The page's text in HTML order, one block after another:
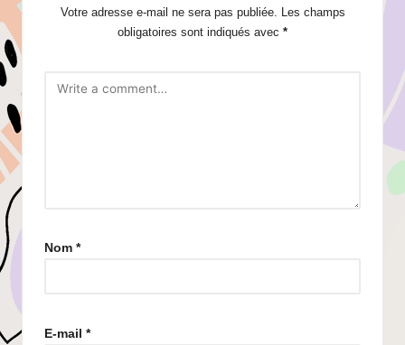
Votre adresse e-mail ne sera pas publiée.
Les champs
obligatoires sont indiqués avec *
Nom *
E-mail *